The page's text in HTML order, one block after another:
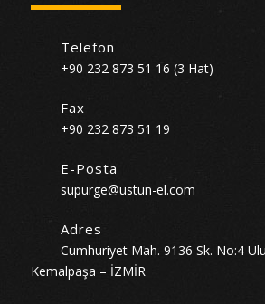
Telefon
+90 232 873 51 16 (3 Hat)
Fax
+90 232 873 51 19
E-Posta
supurge@ustun-el.com
Adres
Cumhuriyet Mah. 9136 Sk. No:4
Kemalpaşa – İZMİR